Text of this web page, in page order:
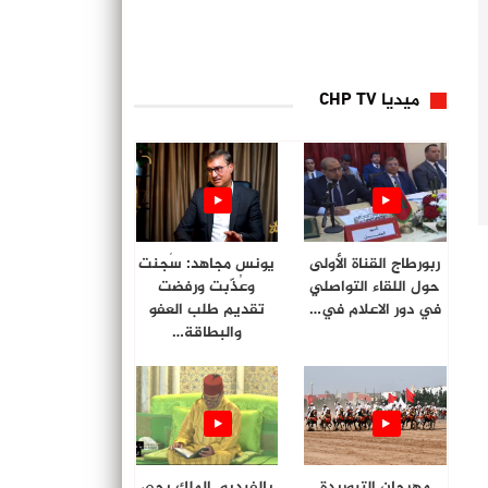
ميديا CHP TV
ربورطاج القناة الأولى
حول اللقاء التواصلي
في دور الاعلام في…
يونس مجاهد: سُجنت
وعُذّبت ورفضت
تقديم طلب العفو
والبطاقة…